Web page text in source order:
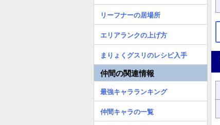
リーフナーの居場所
エリアランクの上げ方
まりょくグスリのレシピ入手
仲間の関連情報
最強キャラランキング
仲間キャラの一覧